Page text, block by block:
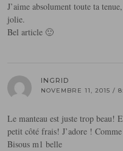
J’aime absolument toute ta
jolie.
Bel article 🙂
INGRID
NOVEMBRE 11, 2015 /
Le manteau est juste trop beau!
petit côté frais! J’adore !
Bisous m1 belle